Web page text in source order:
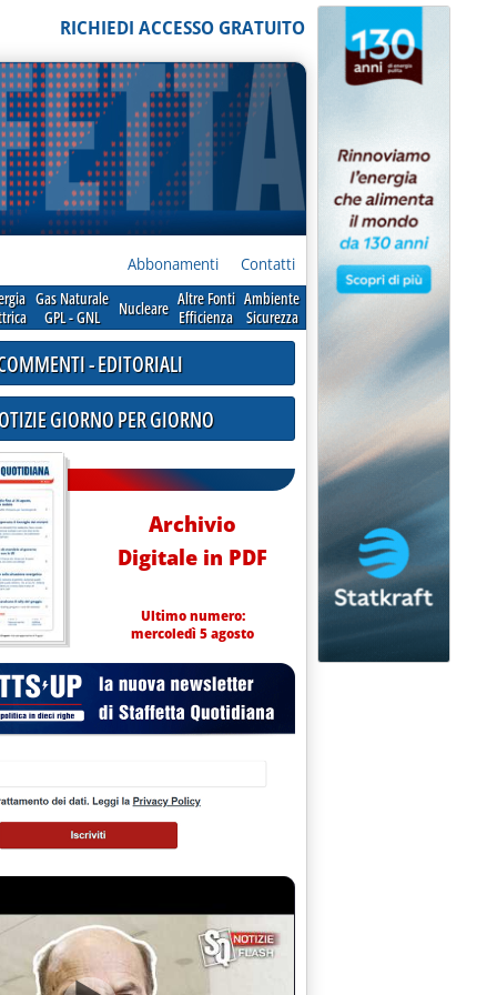
RICHIEDI ACCESSO GRATUITO
Abbonamenti Contatti
Gas Naturale
GPL - GNL
Nucleare Altre Fonti
Efficienza
Ambiente
Sicurezza
IVPC'
- EDITORIALI
GIORNO PER GIORNO
Archivio
Digitale in PDF
Ultimo numero:
mercoledì 5 agosto